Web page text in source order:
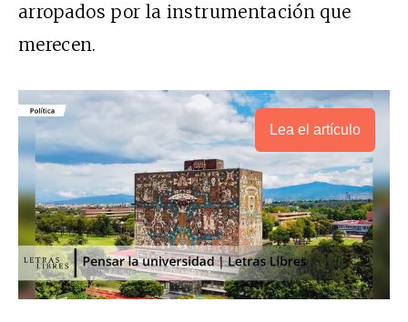
arropados por la instrumentación que
merecen.
Lea el artículo